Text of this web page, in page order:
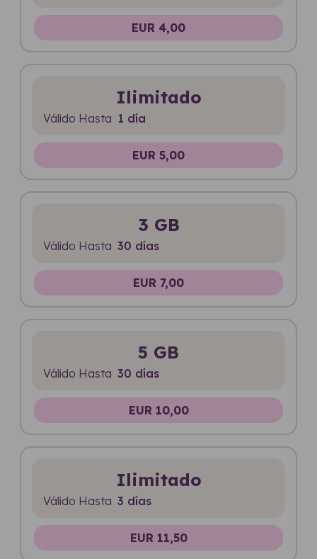
EUR 4,00
Ilimitado
Válido Hasta 1 día
EUR 5,00
3 GB
Válido Hasta 30 días
EUR 7,00
5 GB
Válido Hasta 30 días
EUR 10,00
Ilimitado
Válido Hasta 3 días
EUR 11,50